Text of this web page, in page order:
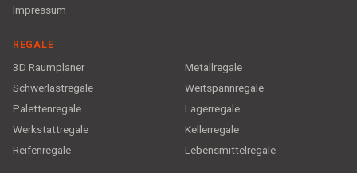
Impressum
REGALE
3D Raumplaner
Metallregale
Schwerlastregale
Weitspannregale
Palettenregale
Lagerregale
Werkstattregale
Kellerregale
Reifenregale
Lebensmittelregale